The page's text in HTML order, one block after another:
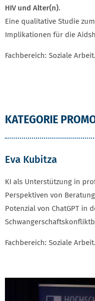
HIV und Alter(n).
Eine qualitative Studie
Implikationen für die
Fachbereich: Soziale
KATEGORIE
Eva Kubitza
KI als Unterstützung in
Perspektiven von
Potenzial von ChatGPT in
Fachbereich: Soziale